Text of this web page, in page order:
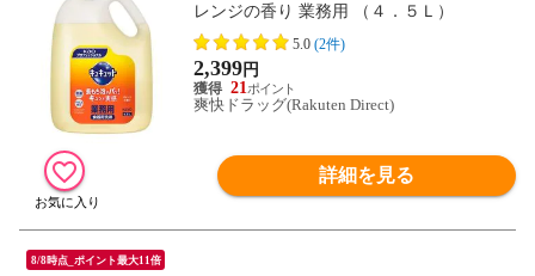
レンジの香り 業務用 （４．５Ｌ）
5.0 (2件)
2,399円
21
爽快ドラッグ(Rakuten Direct)
詳細を見る
8/8時点_ポイント最大11倍